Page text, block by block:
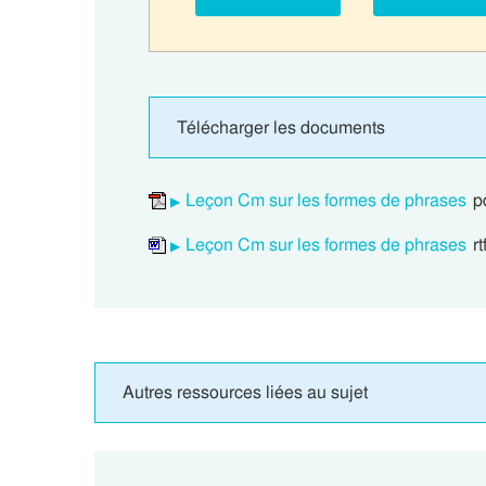
Télécharger les documents
Leçon Cm sur les formes de phrases
Leçon Cm sur les formes de phrases rtf
Autres ressources liées au sujet